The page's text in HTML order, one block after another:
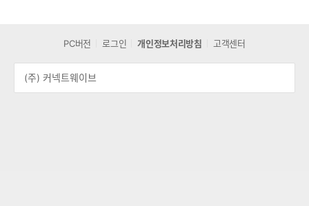
PC버전 로그인 개인정보처리방침 고객센터
(주) 커넥트웨이브